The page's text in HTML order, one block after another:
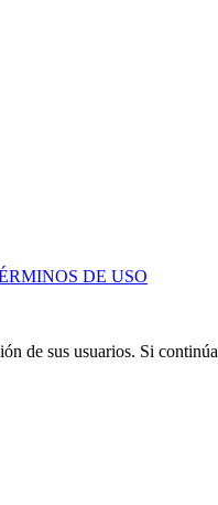
DE USO
de sus usuarios. Si